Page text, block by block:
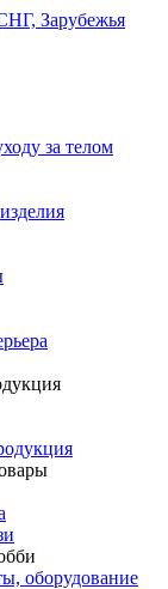
за телом
оборудование